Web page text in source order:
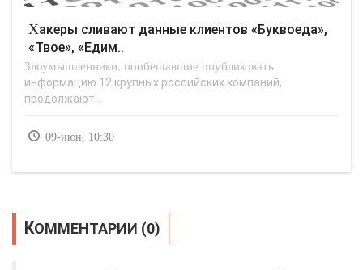
Хакеры сливают данные клиентов «Буквоеда»,
«Твое», «Едим..
Злоумышленники, пообещавшие опубликовать
информацию 12 крупных российских компаний,
продолжают..
09-июн, 10:30
КОММЕНТАРИИ (0)